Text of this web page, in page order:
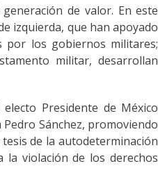
de valor. En este
izquierda, que han apoyado
por los gobiernos militares;
militar, desarrollan
Presidente de México
Sánchez, promoviendo
de la autodeterminación
violación de los derechos